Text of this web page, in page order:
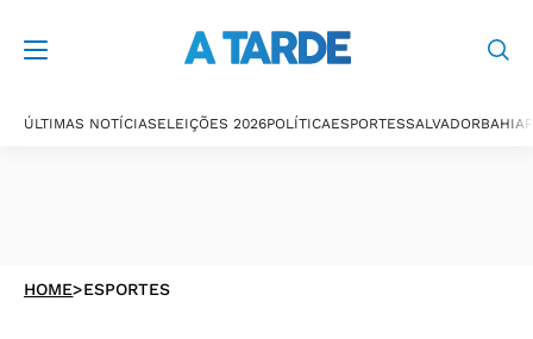
ÚLTIMAS NOTÍCIASELEIÇÕES 2026POLÍTICAESPORTESSALVADORBAHIA
HOME>ESPORTES